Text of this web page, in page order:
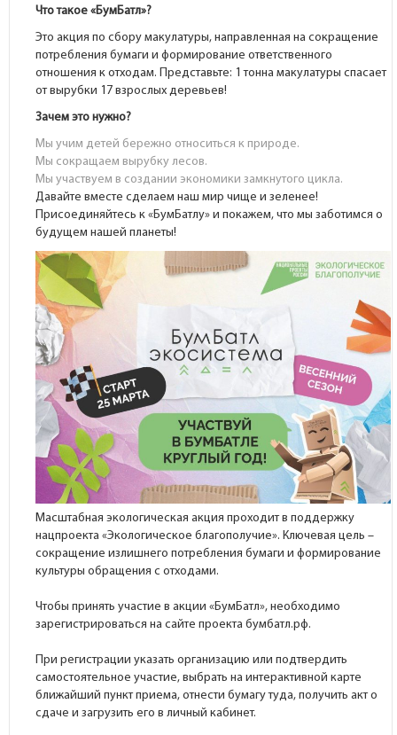
Что такое «БумБатл»?
Это акция по сбору макулатуры, направленная на сокращение
потребления бумаги и формирование ответственного
отношения к отходам. Представьте: 1 тонна макулатуры спасает
от вырубки 17 взрослых деревьев!
Зачем это нужно?
Мы учим детей бережно относиться к природе.
Мы сокращаем вырубку лесов.
Мы участвуем в создании экономики замкнутого цикла.
Давайте вместе сделаем наш мир чище и зеленее!
Присоединяйтесь к «БумБатлу» и покажем, что мы заботимся о
будущем нашей планеты!
Масштабная экологическая акция проходит в поддержку
нацпроекта «Экологическое благополучие». Ключевая цель –
сокращение излишнего потребления бумаги и формирование
культуры обращения с отходами.
Чтобы принять участие в акции «БумБатл», необходимо
зарегистрироваться на сайте проекта бумбатл.рф.
При регистрации указать организацию или подтвердить
самостоятельное участие, выбрать на интерактивной карте
ближайший пункт приема, отнести бумагу туда, получить акт о
сдаче и загрузить его в личный кабинет.